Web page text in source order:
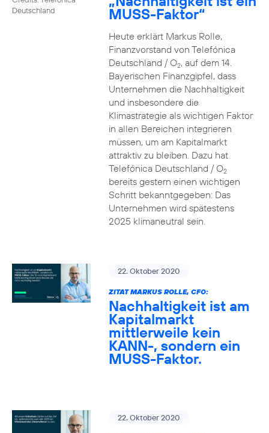
Deutschland
MUSS-Faktor“
Heute erklärt Markus Rolle,
Finanzvorstand von Telefónica
Deutschland / O2, auf dem 14.
Bayerischen Finanzgipfel, dass
Unternehmen die Nachhaltigkeit
und insbesondere die
Klimastrategie als wichtigen Faktor
in allen Bereichen integrieren
müssen, um am Kapitalmarkt
attraktiv zu bleiben. Dazu hat
Telefónica Deutschland / O2
bereits gestern einen wichtigen
Schritt bekanntgegeben: Das
Unternehmen wird spätestens
2025 klimaneutral sein.
22. Oktober 2020
ZITAT MARKUS ROLLE, CFO:
Nachhaltigkeit ist am
Kapitalmarkt
mittlerweile kein
KANN-, sondern ein
MUSS-Faktor.
22. Oktober 2020